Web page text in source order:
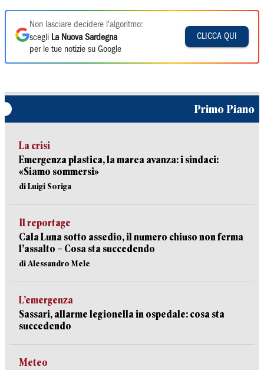
Non lasciare decidere l'algoritmo:
scegli La Nuova Sardegna
per le tue notizie su Google
CLICCA QUI
Primo Piano
La crisi
Emergenza plastica, la marea avanza: i sindaci:
«Siamo sommersi»
di Luigi Soriga
Il reportage
Cala Luna sotto assedio, il numero chiuso non ferma
l’assalto – Cosa sta succedendo
di Alessandro Mele
L’emergenza
Sassari, allarme legionella in ospedale: cosa sta
succedendo
Meteo